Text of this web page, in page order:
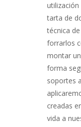
tarta de
técnica
forrarlos
montar
forma
soportes
creadas
vida a